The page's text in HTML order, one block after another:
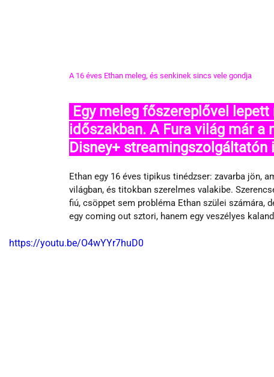
A 16 éves Ethan meleg, és senkinek sincs vele gondja
időszakban. A Fura világ már a
Disney+ streamingszolgáltatón
Ethan egy 16 éves tipikus tinédzser: zavarba jön,
világban, és titokban szerelmes valakibe.
fiú, csöppet sem probléma Ethan szülei számára,
egy coming out sztori, hanem egy veszélyes
https://youtu.be/O4wYYr7huD0